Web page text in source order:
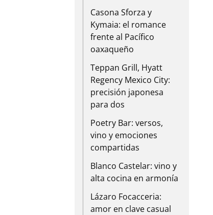
Casona Sforza y
Kymaia: el romance
frente al Pacífico
oaxaqueño
Teppan Grill, Hyatt
Regency Mexico City:
precisión japonesa
para dos
Poetry Bar: versos,
vino y emociones
compartidas
Blanco Castelar: vino y
alta cocina en armonía
Lázaro Focacceria:
amor en clave casual